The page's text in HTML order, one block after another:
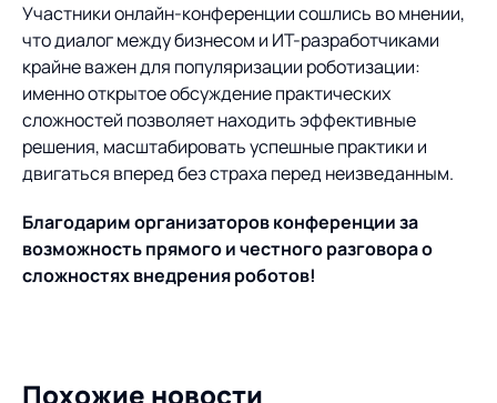
Участники онлайн-конференции сошлись во мнении,
что диалог между бизнесом и ИТ-разработчиками
крайне важен для популяризации роботизации:
именно открытое обсуждение практических
сложностей позволяет находить эффективные
решения, масштабировать успешные практики и
двигаться вперед без страха перед неизведанным.
Благодарим организаторов конференции за
возможность прямого и честного разговора о
сложностях внедрения роботов!
Похожие новости